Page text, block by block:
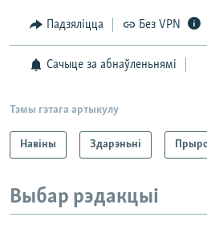
Падзяліцца Без VPN
Сачыце за абнаўленьнямі
Тэмы гэтага артыкулу
Навіны Здарэньні
Выбар рэдакцыі